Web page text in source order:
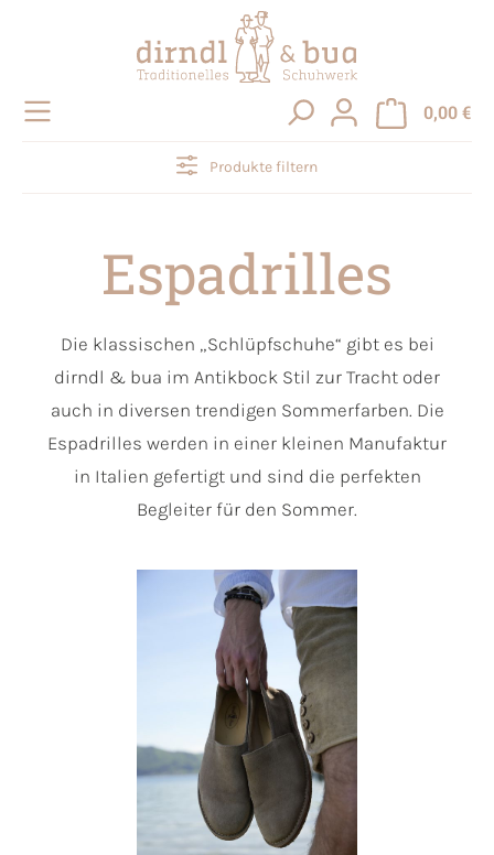
0,00 €
Produkte filtern
Espadrilles
Die klassischen „Schlüpfschuhe“ gibt es bei
dirndl & bua im Antikbock Stil zur Tracht oder
auch in diversen trendigen Sommerfarben. Die
Espadrilles werden in einer kleinen Manufaktur
in Italien gefertigt und sind die perfekten
Begleiter für den Sommer.